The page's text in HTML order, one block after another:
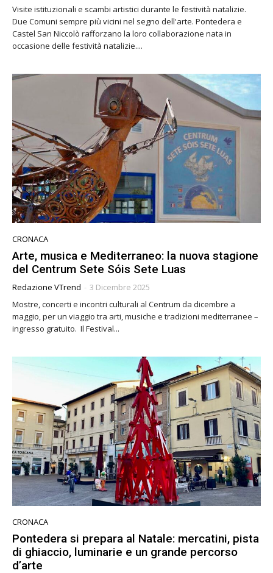
Visite istituzionali e scambi artistici durante le festività natalizie.
Due Comuni sempre più vicini nel segno dell'arte. Pontedera e
Castel San Niccolò rafforzano la loro collaborazione nata in
occasione delle festività natalizie....
CRONACA
Arte, musica e Mediterraneo: la nuova stagione
del Centrum Sete Sóis Sete Luas
Redazione VTrend - 3 Dicembre 2025
Mostre, concerti e incontri culturali al Centrum da dicembre a
maggio, per un viaggio tra arti, musiche e tradizioni mediterranee –
ingresso gratuito. Il Festival...
CRONACA
Pontedera si prepara al Natale: mercatini, pista
di ghiaccio, luminarie e un grande percorso
d’arte